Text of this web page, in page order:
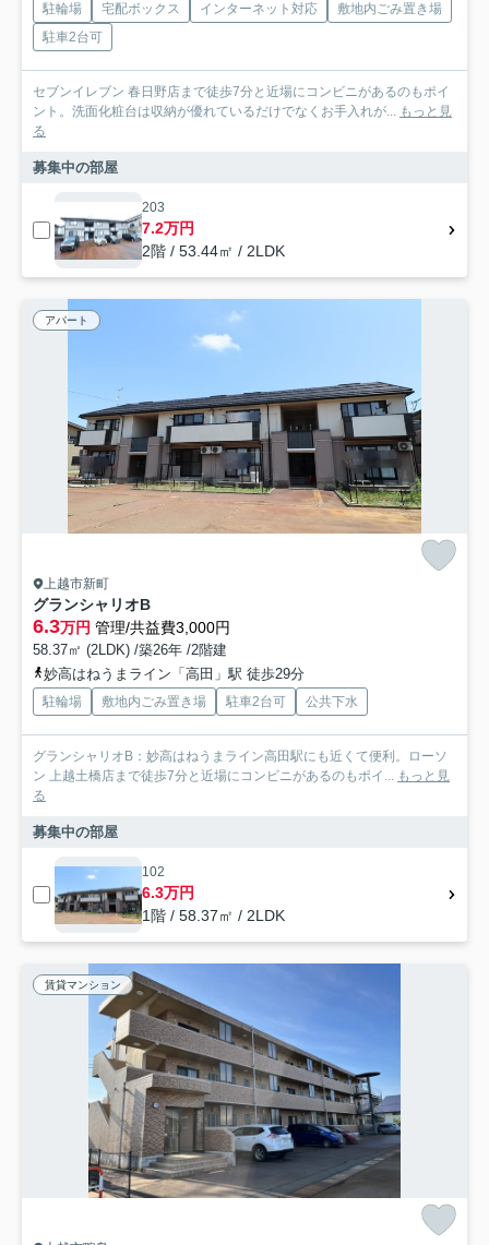
駐輪場 宅配ボックス インターネット対応
敷地内ごみ置き場
駐車2台可
セブンイレブン 春日野店まで徒歩7分と近場にコンビニがあるのもポイ
ント。洗面化粧台は収納が優れているだけでなくお手入れが... もっと見
る
募集中の部屋
203
7.2万円
2階 / 53.44㎡ / 2LDK
アパート
上越市新町
グランシャリオB
6.3万円 管理/共益費3,000円
58.37㎡ (2LDK) /築26年 /2階建
妙高はねうまライン「高田」駅 徒歩29分
駐輪場 敷地内ごみ置き場 駐車2台可 公共下水
グランシャリオB：妙高はねうまライン高田駅にも近くて便利。ローソ
ン 上越土橋店まで徒歩7分と近場にコンビニがあるのもポイ... もっと見
る
募集中の部屋
102
6.3万円
1階 / 58.37㎡ / 2LDK
賃貸マンション